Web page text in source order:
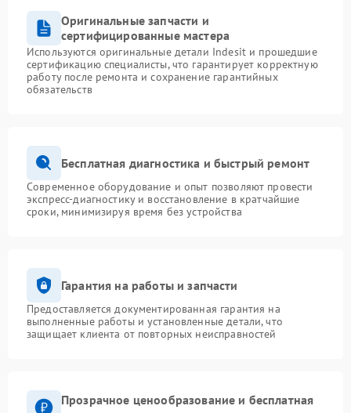
Оригинальные запчасти и
сертифицированные мастера
Используются оригинальные детали Indesit и прошедшие
сертификацию специалисты, что гарантирует корректную
работу после ремонта и сохранение гарантийных
обязательств
Бесплатная диагностика и быстрый ремонт
Современное оборудование и опыт позволяют провести
экспресс-диагностику и восстановление в кратчайшие
сроки, минимизируя время без устройства
Гарантия на работы и запчасти
Предоставляется документированная гарантия на
выполненные работы и установленные детали, что
защищает клиента от повторных неисправностей
Прозрачное ценообразование и бесплатная